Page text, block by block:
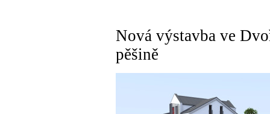
Nová výstavba ve
pěšině